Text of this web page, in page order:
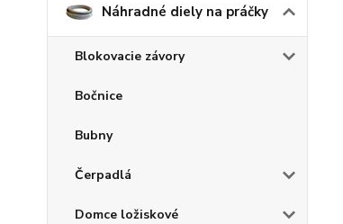
Náhradné diely na práčky
Blokovacie závory
Bočnice
Bubny
Čerpadlá
Domce ložiskové